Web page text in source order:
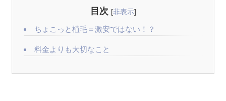
目次 [非表示]
ちょこっと植毛＝激安ではない！？
料金よりも大切なこと